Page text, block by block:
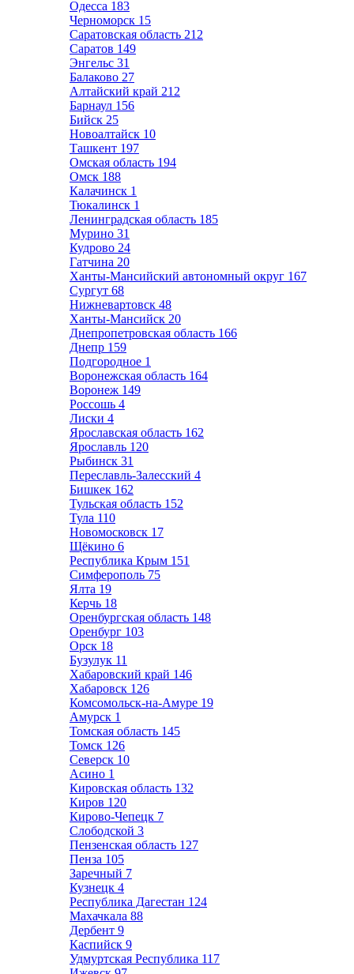
Одесса 183
Черноморск 15
Саратовская область 212
Саратов 149
Энгельс 31
Балаково 27
Алтайский край 212
Барнаул 156
Бийск 25
Новоалтайск 10
Ташкент 197
Омская область 194
Омск 188
Калачинск 1
Тюкалинск 1
Ленинградская область 185
Мурино 31
Кудрово 24
Гатчина 20
Ханты-Мансийский автономный округ 167
Сургут 68
Нижневартовск 48
Ханты-Мансийск 20
Днепропетровская область 166
Днепр 159
Подгородное 1
Воронежская область 164
Воронеж 149
Россошь 4
Лиски 4
Ярославская область 162
Ярославль 120
Рыбинск 31
Переславль-Залесский 4
Бишкек 162
Тульская область 152
Тула 110
Новомосковск 17
Щёкино 6
Республика Крым 151
Симферополь 75
Ялта 19
Керчь 18
Оренбургская область 148
Оренбург 103
Орск 18
Бузулук 11
Хабаровский край 146
Хабаровск 126
Комсомольск-на-Амуре 19
Амурск 1
Томская область 145
Томск 126
Северск 10
Асино 1
Кировская область 132
Киров 120
Кирово-Чепецк 7
Слободской 3
Пензенская область 127
Пенза 105
Заречный 7
Кузнецк 4
Республика Дагестан 124
Махачкала 88
Дербент 9
Каспийск 9
Удмуртская Республика 117